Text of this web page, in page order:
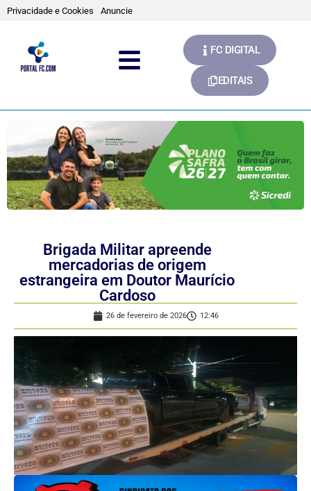
Privacidade e Cookies Anuncie
FC DIGITAL
EDITAIS
Brigada Militar apreende
mercadorias de origem
estrangeira em Doutor Maurício
Cardoso
26 de fevereiro de 2026 12:46